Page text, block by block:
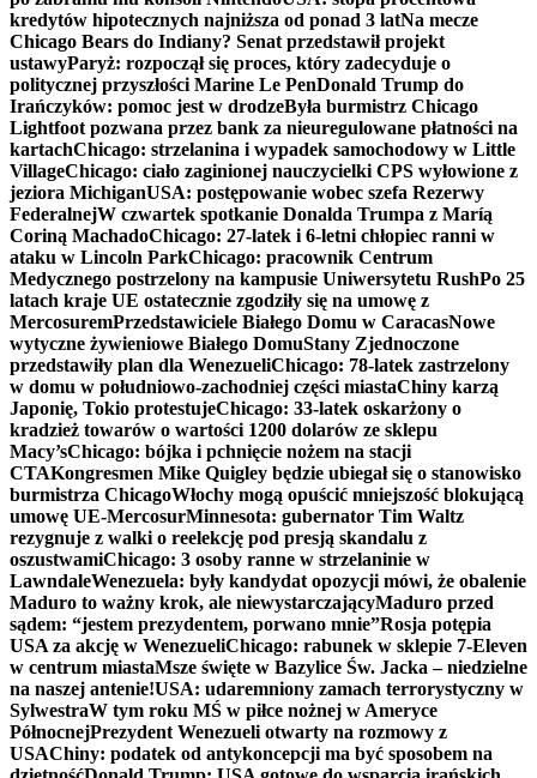
kredytów hipotecznych najniższa od ponad 3 latNa mecze
Chicago Bears do Indiany? Senat przedstawił projekt
ustawyParyż: rozpoczął się proces, który zadecyduje o
politycznej przyszłości Marine Le PenDonald Trump do
Irańczyków: pomoc jest w drodzeByła burmistrz Chicago
Lightfoot pozwana przez bank za nieuregulowane płatności na
kartachChicago: strzelanina i wypadek samochodowy w Little
VillageChicago: ciało zaginionej nauczycielki CPS wyłowione z
jeziora MichiganUSA: postępowanie wobec szefa Rezerwy
FederalnejW czwartek spotkanie Donalda Trumpa z Maríą
Coriną MachadoChicago: 27-latek i 6-letni chłopiec ranni w
ataku w Lincoln ParkChicago: pracownik Centrum
Medycznego postrzelony na kampusie Uniwersytetu RushPo 25
latach kraje UE ostatecznie zgodziły się na umowę z
MercosuremPrzedstawiciele Białego Domu w CaracasNowe
wytyczne żywieniowe Białego DomuStany Zjednoczone
przedstawiły plan dla WenezueliChicago: 78-latek zastrzelony
w domu w południowo-zachodniej części miastaChiny karzą
Japonię, Tokio protestujeChicago: 33-latek oskarżony o
kradzież towarów o wartości 1200 dolarów ze sklepu
Macy’sChicago: bójka i pchnięcie nożem na stacji
CTAKongresmen Mike Quigley będzie ubiegał się o stanowisko
burmistrza ChicagoWłochy mogą opuścić mniejszość blokującą
umowę UE-MercosurMinnesota: gubernator Tim Waltz
rezygnuje z walki o reelekcję pod presją skandalu z
oszustwamiChicago: 3 osoby ranne w strzelaninie w
LawndaleWenezuela: były kandydat opozycji mówi, że obalenie
Maduro to ważny krok, ale niewystarczającyMaduro przed
sądem: “jestem prezydentem, porwano mnie”Rosja potępia
USA za akcję w WenezueliChicago: rabunek w sklepie 7-Eleven
w centrum miastaMsze święte w Bazylice Św. Jacka – niedzielne
na naszej antenie!USA: udaremniony zamach terrorystyczny w
SylwestraW tym roku MŚ w piłce nożnej w Ameryce
PółnocnejPrezydent Wenezueli otwarty na rozmowy z
USAChiny: podatek od antykoncepcji ma być sposobem na